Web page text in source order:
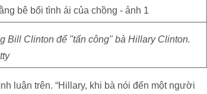
Bill Clinton để "tấn công" bà Hillary Clinton.
luận trên. “Hillary, khi bà nói đến một người